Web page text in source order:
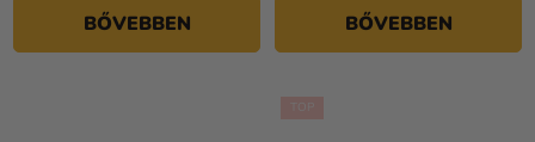
BŐVEBBEN BŐVEBBEN